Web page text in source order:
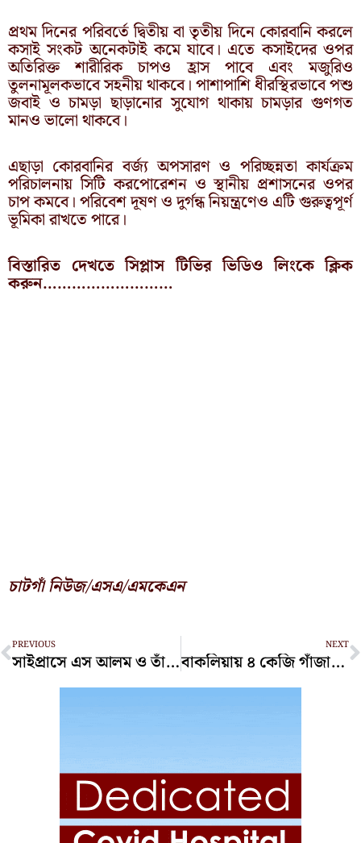
প্রথম দিনের পরিবর্তে দ্বিতীয় বা তৃতীয় দিনে কোরবানি করলে
কসাই সংকট অনেকটাই কমে যাবে। এতে কসাইদের ওপর
অতিরিক্ত শারীরিক চাপও হ্রাস পাবে এবং মজুরিও
তুলনামূলকভাবে সহনীয় থাকবে। পাশাপাশি ধীরস্থিরভাবে পশু
জবাই ও চামড়া ছাড়ানোর সুযোগ থাকায় চামড়ার গুণগত
মানও ভালো থাকবে।
এছাড়া কোরবানির বর্জ্য অপসারণ ও পরিচ্ছন্নতা কার্যক্রম
পরিচালনায় সিটি করপোরেশন ও স্থানীয় প্রশাসনের ওপর
চাপ কমবে। পরিবেশ দূষণ ও দুর্গন্ধ নিয়ন্ত্রণেও এটি গুরুত্বপূর্ণ
ভূমিকা রাখতে পারে।
বিস্তারিত দেখতে সিপ্লাস টিভির ভিডিও লিংকে ক্লিক
করুন………………………
চাটগাঁ নিউজ/এসএ/এমকেএন
Prev
PREVIOUS
সাইপ্রাসে এস আলম ও তাঁর স্ত্রীর দোতলা বাড়ি জব্দের আদেশ আদালতের
NEXT
বাকলিয়ায় ৪ কেজি গাঁজাসহ যুবক গ্রেপ্তার